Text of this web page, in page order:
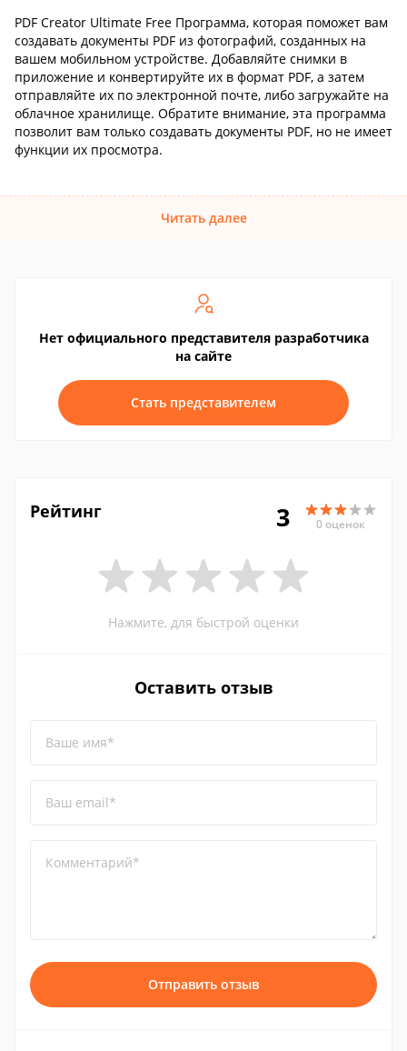
PDF Creator Ultimate Free Программа, которая поможет вам
создавать документы PDF из фотографий, созданных на
вашем мобильном устройстве. Добавляйте снимки в
приложение и конвертируйте их в формат PDF, а затем
отправляйте их по электронной почте, либо загружайте на
облачное хранилище. Обратите внимание, эта программа
позволит вам только создавать документы PDF, но не имеет
функции их просмотра.
Читать далее
Нет официального представителя разработчика
на сайте
Стать представителем
Рейтинг 3 0 оценок
Нажмите, для быстрой оценки
Оставить отзыв
Ваше имя*
Ваш email*
Комментарий*
Отправить отзыв